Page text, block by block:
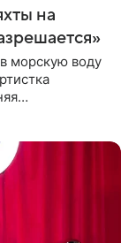
на
морскую воду